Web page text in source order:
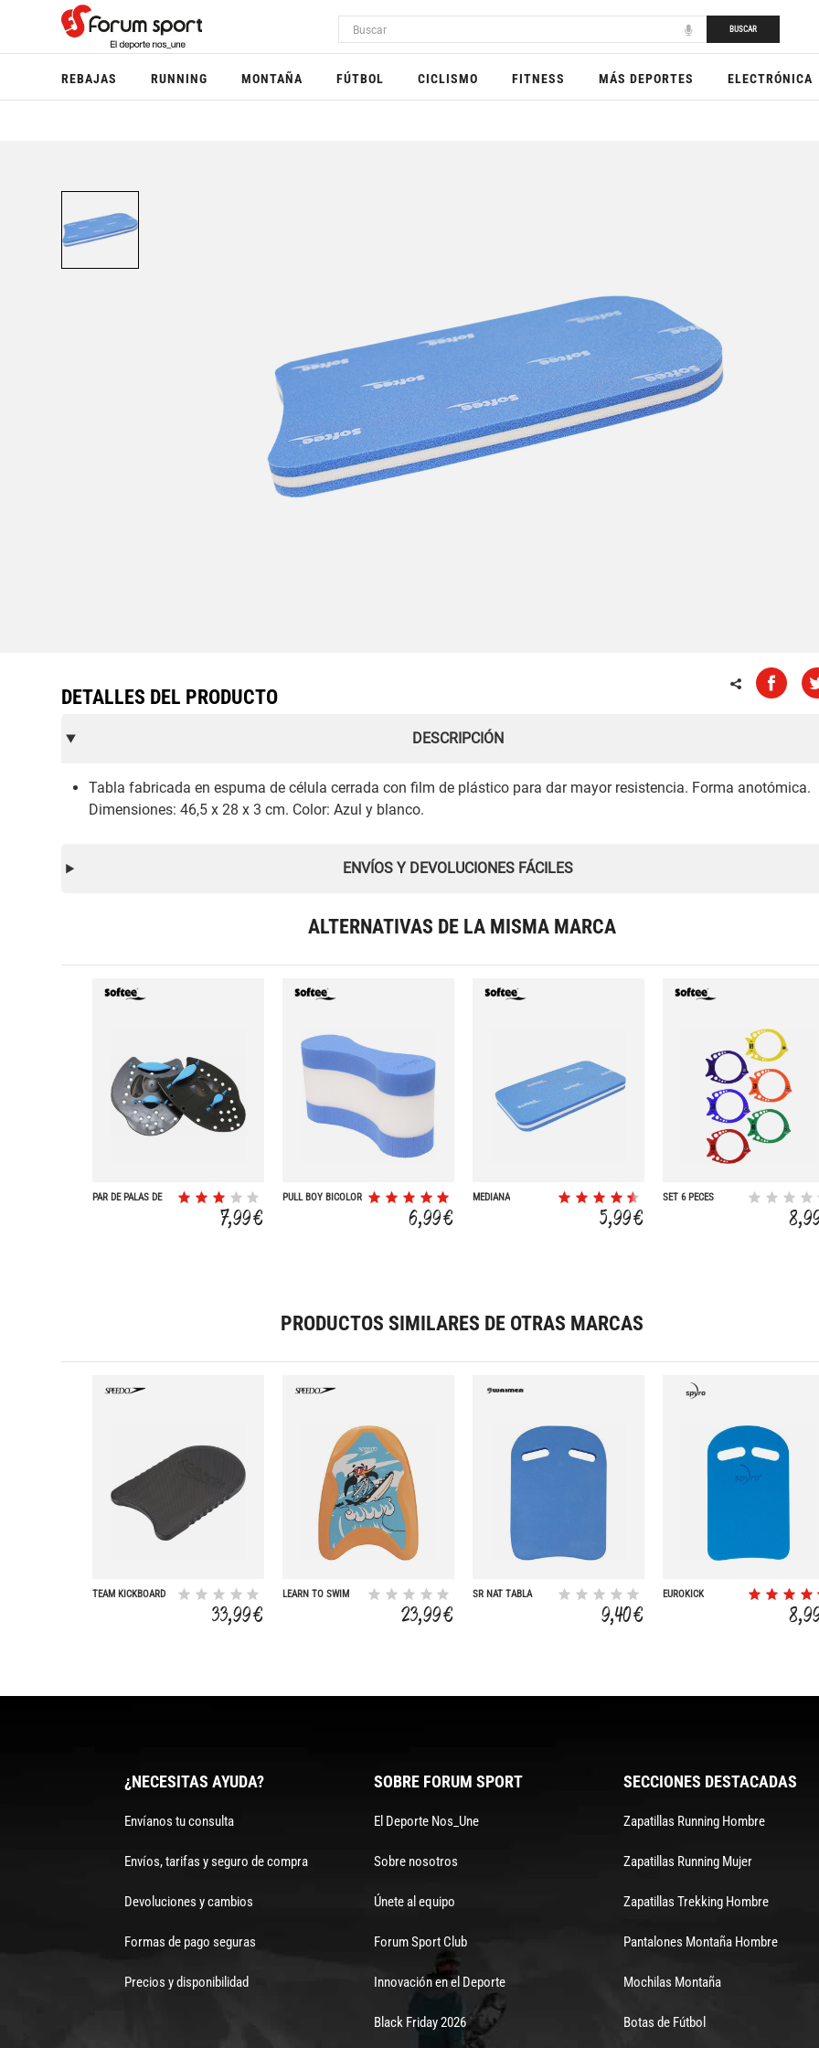
BUSCAR
REBAJAS RUNNING MONTAÑA FÚTBOL CICLISMO FITNESS MÁS DEPORTES ELECTRÓNICA
DETALLES DEL PRODUCTO
DESCRIPCIÓN
Tabla fabricada en espuma de célula cerrada con film de plástico para dar mayor resistencia. Forma anotómica.
Dimensiones: 46,5 x 28 x 3 cm. Color: Azul y blanco.
ENVÍOS Y DEVOLUCIONES FÁCILES
ALTERNATIVAS DE LA MISMA MARCA
PAR DE PALAS DE
7,99 €
PULL BOY BICOLOR
6,99 €
MEDIANA
5,99 €
SET 6 PECES
PRODUCTOS SIMILARES DE OTRAS MARCAS
TEAM KICKBOARD
33,99 €
LEARN TO SWIM
23,99 €
SR NAT TABLA
9,40 €
EUROKICK
¿NECESITAS AYUDA?
Envíanos tu consulta
Envíos, tarifas y seguro de compra
Devoluciones y cambios
Formas de pago seguras
Precios y disponibilidad
SOBRE FORUM SPORT
El Deporte Nos_Une
Sobre nosotros
Únete al equipo
Forum Sport Club
Innovación en el Deporte
Black Friday 2026
SECCIONES DESTACADAS
Zapatillas Running Hombre
Zapatillas Running Mujer
Zapatillas Trekking Hombre
Pantalones Montaña Hombre
Mochilas Montaña
Botas de Fútbol